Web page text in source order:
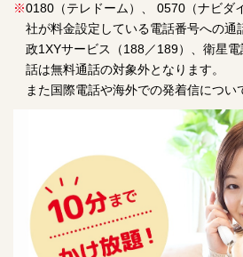
※0180（テレドーム）、 0570（ナビダ
社が料金設定している電話番号への通
政1XYサービス（188／189）、衛星
話は無料通話の対象外となります。
また国際電話や海外での発着信につい